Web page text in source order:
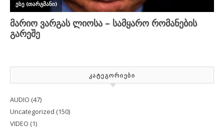
ᲙᲐᲢᲔᲒᲝᲠᲘᲔᲑᲘ
AUDIO (47)
Uncategorized (150)
VIDEO (1)